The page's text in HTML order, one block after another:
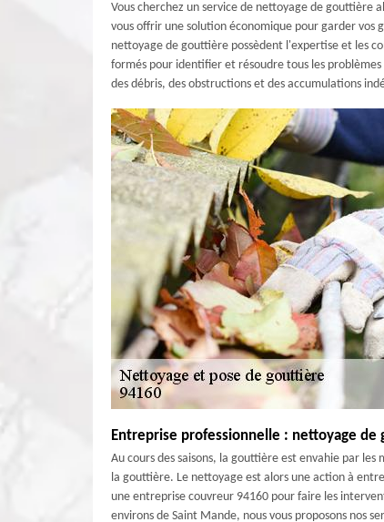
Vous cherchez un service de nettoyage de gouttière
vous offrir une solution économique pour garder vos
nettoyage de gouttière possèdent l'expertise et les
formés pour identifier et résoudre tous les
des débris, des obstructions et des accumulations
Entreprise professionnelle : nettoyage de
Au cours des saisons, la gouttière est envahie par
la gouttière. Le nettoyage est alors une action à
une entreprise couvreur 94160 pour faire les
environs de Saint Mande, nous vous proposons nos